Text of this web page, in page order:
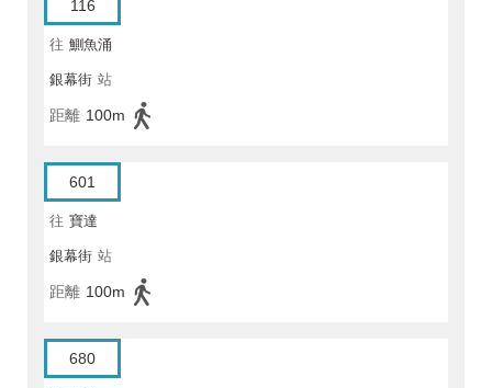
116
往 鰂魚涌
銀幕街 站
距離 100m
601
往 寶達
銀幕街 站
距離 100m
680